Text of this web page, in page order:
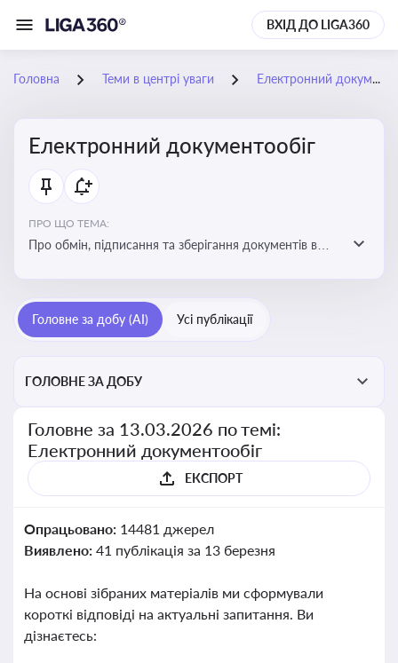
ВХІД ДО LIGA360
Головна Теми в центрі уваги Електронний документообіг
Електронний документообіг
ПРО ЩО ТЕМА:
Про обмін, підписання та зберігання документів в
Головне за добу (AI) Усі публікації
ГОЛОВНЕ ЗА ДОБУ
Головне за 13.03.2026 по темі:
Електронний документообіг
ЕКСПОРТ
Опрацьовано: 14481 джерел
Виявлено: 41 публікація за 13 березня
На основі зібраних матеріалів ми сформували
короткі відповіді на актуальні запитання. Ви
дізнаєтесь: